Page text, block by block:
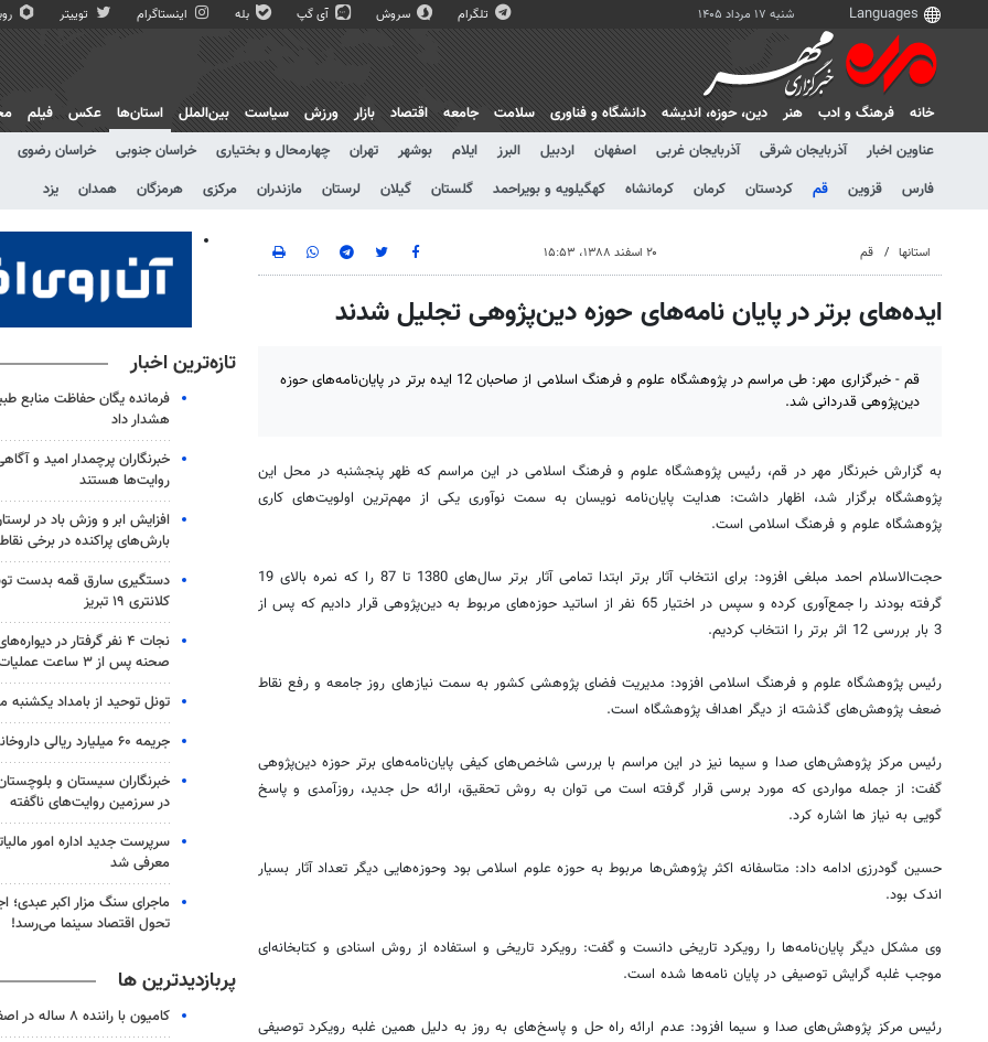
شنبه ۱۷ مرداد ۱۴۰۵ تلگرام سروش آی گپ بله اینستاگرام توییتر
خانه فرهنگ و ادب هنر دين، حوزه، انديشه دانشگاه و فناوری سلامت جامعه اقتصاد بازار ورزش سیاست بین‌الملل
استان‌ها
عناوین اخبار
آذربایجان شرقی آذربایجان غربی اصفهان اردبیل البرز ایلام بوشهر تهران چهارمحال و بختیاری خراسان جنوبی خراسان رضوی
فارس
قزوین قم کردستان کرمان کرمانشاه کهگیلویه و بویراحمد گلستان گیلان لرستان مازندران مرکزی هرمزگان همدان یزد
عکس فیلم
استانها قم ۲۰ اسفند ۱۳۸۸، ۱۵:۵۳
ایده‌های برتر در پایان نامه‌های حوزه دین‌پژوهی تجلیل شدند
قم - خبرگزاری مهر: طی مراسم در پژوهشگاه علوم و فرهنگ اسلامی از صاحبان 12 ایده برتر در پایان‌نامه‌های حوزه
دین‌پژوهی قدردانی شد.
به گزارش خبرنگار مهر در قم، رئیس پژوهشگاه علوم و فرهنگ اسلامی در این مراسم که ظهر پنجشنبه در محل این
پژوهشگاه برگزار شد، اظهار داشت: هدایت پایان‌نامه نویسان به سمت نوآوری یکی از مهم‌ترین اولویت‌های کاری
پژوهشگاه علوم و فرهنگ اسلامی است.
حجت‌الاسلام احمد مبلغی افزود: برای انتخاب آثار برتر ابتدا تمامی آثار برتر سال‌های 1380 تا 87 را که نمره بالای 19
گرفته بودند را جمع‌آوری کرده و سپس در اختیار 65 نفر از اساتید حوزه‌های مربوط به دین‌پژوهی قرار دادیم که پس از
3 بار بررسی 12 اثر برتر را انتخاب کردیم.
رئیس پژوهشگاه علوم و فرهنگ اسلامی افزود: مدیریت فضای پژوهشی کشور به سمت نیازهای روز جامعه و رفع نقاط
ضعف پژوهش‌های گذشته از دیگر اهداف پژوهشگاه است.
رئیس مرکز پژوهش‌های صدا و سیما نیز در این مراسم با بررسی شاخص‌های کیفی پایان‌نامه‌های برتر حوزه دین‌پژوهی
گفت: از جمله مواردی که مورد برسی قرار گرفته است می توان به روش تحقیق، ارائه حل جدید، روزآمدی و پاسخ
گویی به نیاز ها اشاره کرد.
حسین گودرزی ادامه داد: متاسفانه اکثر پژوهش‌ها مربوط به حوزه علوم اسلامی بود وحوزه‌هایی دیگر تعداد آثار بسیار
اندک بود.
وی مشکل دیگر پایان‌نامه‌ها را رویکرد تاریخی دانست و گفت: رویکرد تاریخی و استفاده از روش اسنادی و کتابخانه‌ای
موجب غلبه گرایش توصیفی در پایان نامه‌ها شده است.
رئیس مرکز پژوهش‌های صدا و سیما افزود: عدم ارائه راه حل و پاسخ‌های به روز به دلیل همین غلبه رویکرد توصیفی
تازه‌ترین اخبار
فرمانده یگان حفاظت منابع
هشدار داد
خبرنگاران پرچمدار امید و
روایت‌ها هستند
افزایش ابر و وزش باد در
بارش‌های پراکنده در برخی نقاط
دستگیری سارق قمه بدست
کلانتری ۱۹ تبریز
نجات ۴ نفر گرفتار در
صحنه پس از ۳ ساعت عملیات
تونل توحید از بامداد
جریمه ۶۰ میلیارد ریالی داروخانه متخلف
خبرنگاران سیستان و
در سرزمین روایت‌های ناگفته
سرپرست جدید اداره امور
معرفی شد
ماجرای سنگ مزار اکبر عبدی؛
تحول اقتصاد سینما می‌رسد!
پربازدیدترین ها
کامیون با راننده ۸ ساله در اصفهان توقیف شد